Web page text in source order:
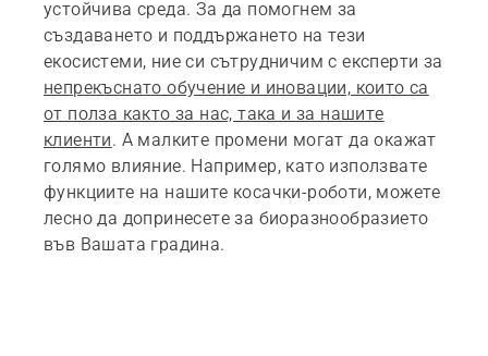
устойчива среда. За да помогнем за
създаването и поддържането на тези
екосистеми, ние си сътрудничим с експерти за
непрекъснато обучение и иновации, които са
от полза както за нас, така и за нашите
клиенти. А малките промени могат да окажат
голямо влияние. Например, като използвате
функциите на нашите косачки-роботи, можете
лесно да допринесете за биоразнообразието
във Вашата градина.